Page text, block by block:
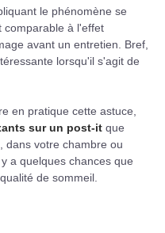
le phénomène se
comparable à l'effet
avant un entretien. Bref,
lorsqu'il s'agit de
en pratique cette astuce,
sur un post-it que
dans votre chambre ou
a quelques chances que
de sommeil.